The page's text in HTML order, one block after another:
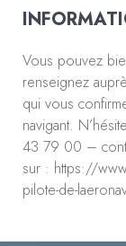
Vous pouvez
renseignez
qui vous
navigant.
43 79 00 –
sur : https://
pilote-de-